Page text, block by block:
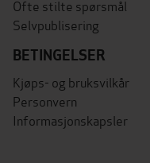
Ofte stilte spørsmål
Selvpublisering
BETINGELSER
Kjøps- og bruksvilkår
Personvern
Informasjonskapsler